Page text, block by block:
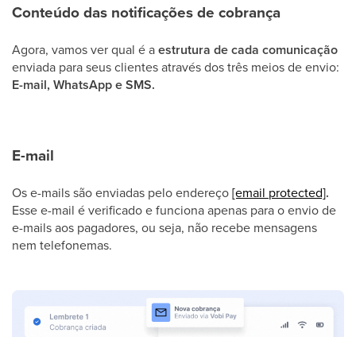
Conteúdo das notificações de cobrança
Agora, vamos ver qual é aestrutura de cada comunicação
enviada para seus clientes através dos três meios de envio:
E-mail, WhatsApp e SMS.
E-mail
Os e-mails são enviadas pelo endereço[email protected].
Esse e-mail é verificado e funciona apenas para o envio de
e-mails aos pagadores, ou seja, não recebe mensagens
nem telefonemas.